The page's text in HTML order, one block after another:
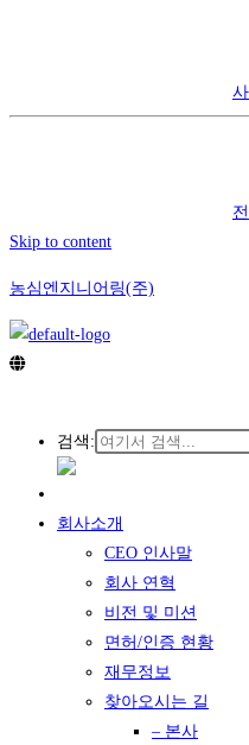
Skip to content
농심엔지니어링(주)
검색:
회사소개
CEO 인사말
회사 연혁
비전 및 미션
면허/인증 현황
재무정보
찾아오시는 길
– 본사